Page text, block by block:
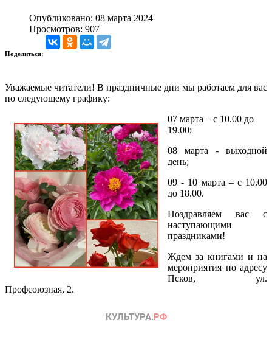
Опубликовано: 08 марта 2024
Просмотров: 907
Поделиться:
Уважаемые читатели! В праздничные дни мы работаем для вас
по следующему графику:
07 марта – с 10.00 до
19.00;
08 марта - выходной
день;
09 - 10 марта – с 10.00
до 18.00.
Поздравляем вас с
наступающими
праздниками!
Ждем за книгами и на
мероприятия по адресу
Псков, ул.
Профсоюзная, 2.